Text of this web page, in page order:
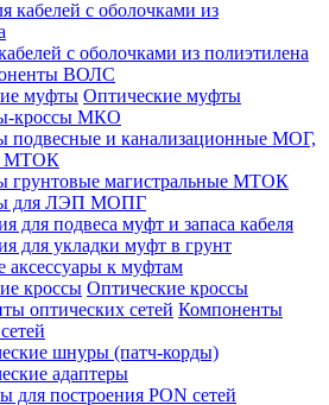
с оболочками из полиэтилена
ВОЛС
Оптические муфты
кроссы МКО
подвесные и канализационные МОГ,
грунтовые магистральные МТОК
для ЛЭП МОПГ
для подвеса муфт и запаса кабеля
для укладки муфт в грунт
к муфтам
Оптические кроссы
Компоненты
шнуры (патч-корды)
адаптеры